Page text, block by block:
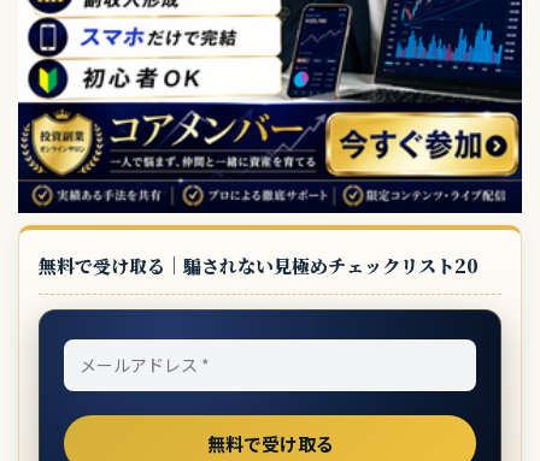
無料で受け取る｜騙されない見極めチェックリスト20